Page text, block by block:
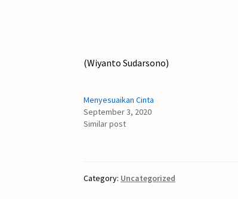
(Wiyanto Sudarsono)
Menyesuaikan Cinta
September 3, 2020
Similar post
Category: Uncategorized